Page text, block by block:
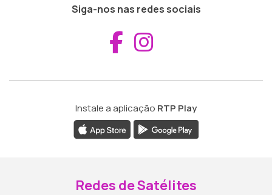
Siga-nos nas redes sociais
Aceder ao
Instale a aplicação RTP Play
Redes de Satélites